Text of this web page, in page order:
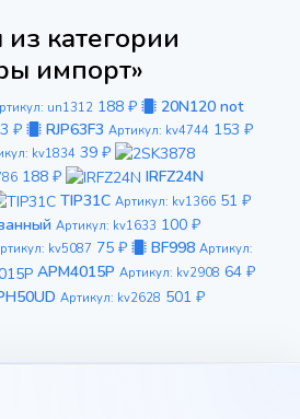
категории
импорт»
un1312 188 ₽
20N120 not
₽ RJP63F3 Артикул: kv4744 153 ₽
kv1834 39 ₽
188 ₽ IRFZ24N
TIP31C Артикул: kv1366 51 ₽
Артикул: kv1633 100 ₽
kv5087 75 ₽ BF998 Артикул:
APM4015P Артикул: kv2908 64 ₽
Артикул: kv2628 501 ₽